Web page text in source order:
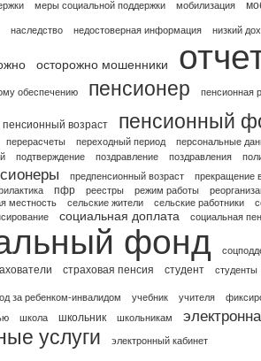
меры социальной поддержки мобилизация
наследство недостоверная информация низкий
осторожно мошенники
обеспечению пенсионер пенсионная
пенсионный возраст пенсионный
перерасчеты переходный период персональные
подтверждение поздравление поздравления
предпенсионный возраст
прекращение
пфр реестры режим работы
местность сельские жители сельские работники
социальная доплата социальная
фонд
страховая пенсия студент студенты
за ребенком-инвалидом учебник учителя
школа школьник школьникам
услуги электронный кабинет